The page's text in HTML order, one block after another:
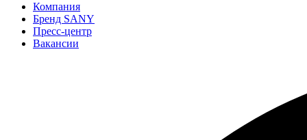
Компания
Бренд SANY
Пресс-центр
Вакансии